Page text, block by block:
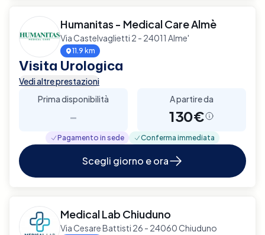
Humanitas - Medical Care Almè
Via Castelvaglietti 2 - 24011 Alme'
11.9 km
Visita Urologica
Vedi altre prestazioni
Prima disponibilità
-
A partire da
130€
Pagamento in sede Conferma immediata
Scegli giorno e ora
Medical Lab Chiuduno
Via Cesare Battisti 26 - 24060 Chiuduno